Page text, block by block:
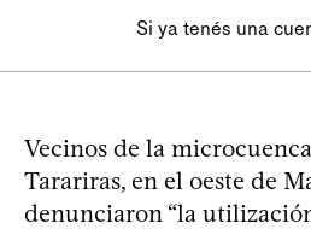
Si ya tenés una
Vecinos de la
Tarariras, en el oeste de
denunciaron “la